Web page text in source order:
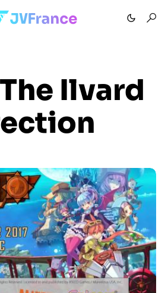
Ilvard